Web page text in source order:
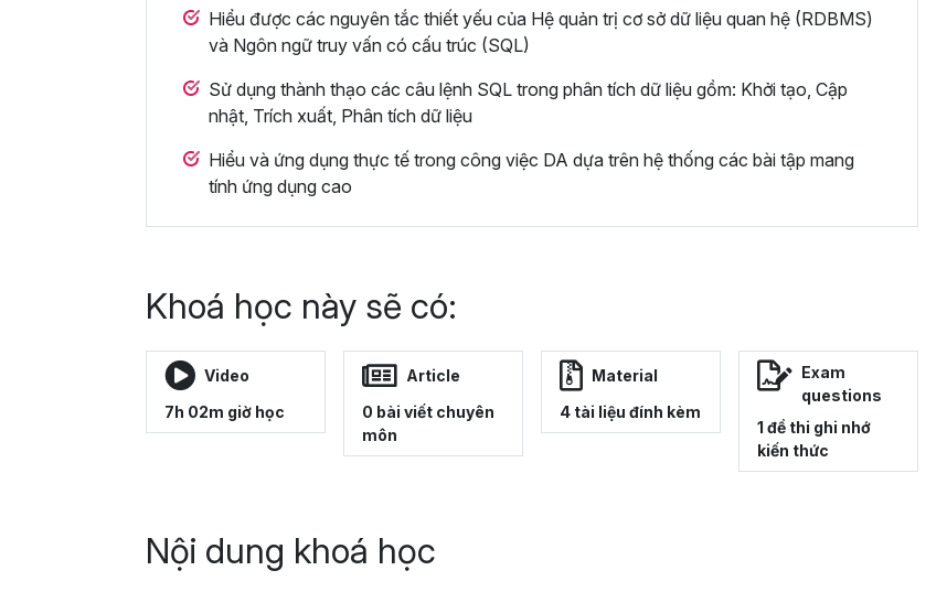
Hiểu được các nguyên tắc thiết yếu của Hệ quản trị cơ sở dữ liệu quan hệ (RDBMS)
và Ngôn ngữ truy vấn có cấu trúc (SQL)
Sử dụng thành thạo các câu lệnh SQL trong phân tích dữ liệu gồm: Khởi tạo, Cập
nhật, Trích xuất, Phân tích dữ liệu
Hiểu và ứng dụng thực tế trong công việc DA dựa trên hệ thống các bài tập mang
tính ứng dụng cao
Khoá học này sẽ có:
Video
7h 02m giờ học
Article
0 bài viết chuyên
môn
Material
4 tài liệu đính kèm
Exam
questions
1 đề thi ghi nhớ
kiến thức
Nội dung khoá học